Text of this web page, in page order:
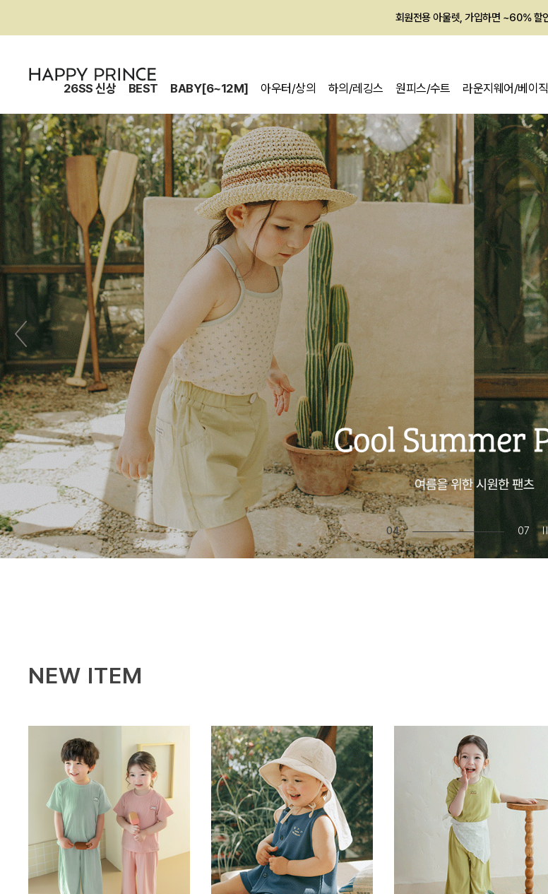
멤버십 최대 28,000원 혜택
26SS 신상 BEST BABY[6~12M] 아우터/상의 하의/레깅스 원피스/수트 라운지웨어/베이직
05 07
NEW ITEM